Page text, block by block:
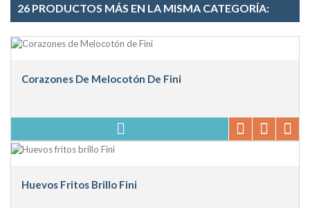
26 PRODUCTOS MÁS EN LA MISMA CATEGORÍA:
Corazones De Melocotón De Fini
Huevos Fritos Brillo Fini